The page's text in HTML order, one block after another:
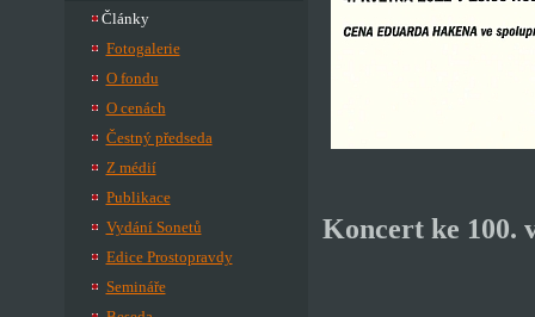
Články
Fotogalerie
O fondu
O cenách
Čestný předseda
Z médií
Publikace
Vydání Sonetů
Edice Prostopravdy
Semináře
Koncert ke 100.